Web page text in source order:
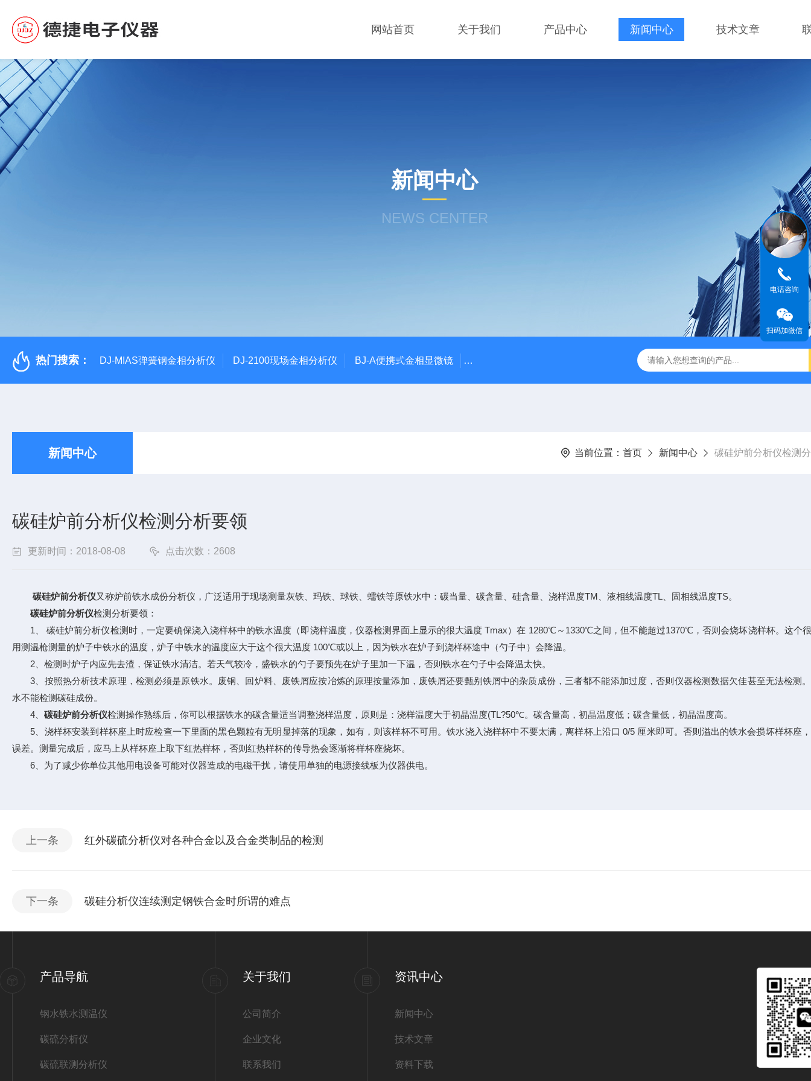
网站首页 关于我们 产品中心 新闻中心 技术文章
新闻中心
NEWS CENTER
热门搜索： DJ-MIAS弹簧钢金相分析仪 DJ-2100现场金相分析仪 BJ-A便携式金相显微镜 DJ-XM1000金相图像分析仪 DJ-MIAS金相仪 DJ-MIAS金相图像分析软件
新闻中心 当前位置： 首页 新闻中心 碳硅炉前分析仪检测
碳硅炉前分析仪检测分析要领
更新时间：2018-08-08 点击次数：2608
碳硅炉前分析仪又称炉前铁水成份分析仪，广泛适用于现场测量灰铁、玛铁、球铁、蠕铁等原铁水中：碳当量、碳含量、硅含量、浇样温度TM、液相线温度TL、固相线温度TS。
碳硅炉前分析仪检测分析要领：
1、 碳硅炉前分析仪检测时，一定要确保浇入浇样杯中的铁水温度（即浇样温度，仪器检测界面上显示的很大温度 Tmax）在 1280℃～1330℃之间，但不能超过1370℃，否则会烧坏浇样杯。这个
用测温枪测量的炉子中铁水的温度，炉子中铁水的温度应大于这个很大温度 100℃或以上，因为铁水在炉子到浇样杯途中（勺子中）会降温。
2、检测时炉子内应先去渣，保证铁水清洁。若天气较冷，盛铁水的勺子要预先在炉子里加一下温，否则铁水在勺子中会降温太快。
3、按照热分析技术原理，检测必须是原铁水。废钢、回炉料、废铁屑应按冶炼的原理按量添加，废铁屑还要甄别铁屑中的杂质成份，三者都不能添加过度，否则仪器检测数据欠佳甚至无法检测
水不能检测碳硅成份。
4、 碳硅炉前分析仪检测操作熟练后，你可以根据铁水的碳含量适当调整浇样温度，原则是：浇样温度大于初晶温度(TL?50℃。碳含量高，初晶温度低；碳含量低，初晶温度高。
5、浇样杯安装到样杯座上时应检查一下里面的黑色颗粒有无明显掉落的现象，如有，则该样杯不可用。铁水浇入浇样杯中不要太满，离样杯上沿口 0/5 厘米即可。否则溢出的铁水会损坏样杯座
误差。测量完成后，应马上从样杯座上取下红热样杯，否则红热样杯的传导热会逐渐将样杯座烧坏。
6、为了减少你单位其他用电设备可能对仪器造成的电磁干扰，请使用单独的电源接线板为仪器供电。
上一条 红外碳硫分析仪对各种合金以及合金类制品的检测
下一条 碳硅分析仪连续测定钢铁合金时所谓的难点
产品导航
钢水铁水测温仪
碳硫分析仪
碳硫联测分析仪
关于我们
公司简介
企业文化
联系我们
资讯中心
新闻中心
技术文章
资料下载
电话咨询
扫码加微信